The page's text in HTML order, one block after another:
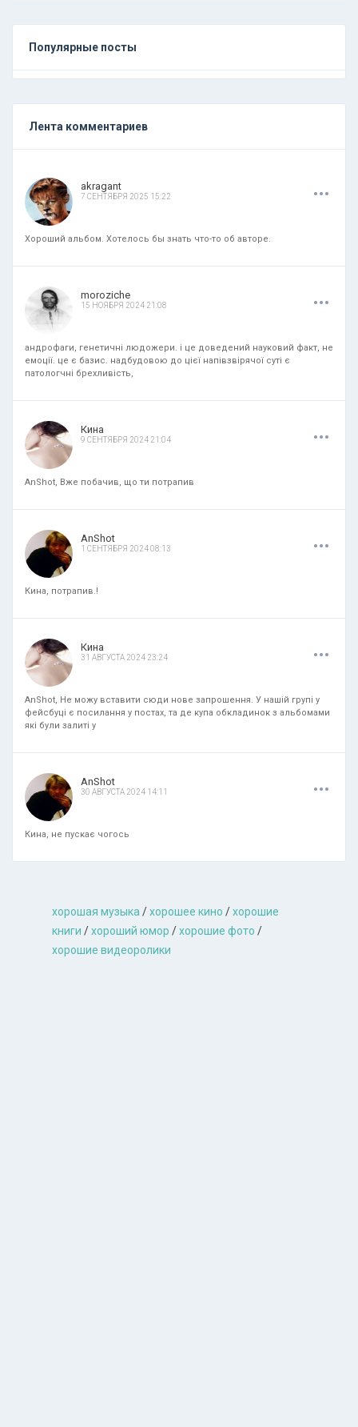
Популярные посты
Лента комментариев
akragant
7 СЕНТЯБРЯ 2025 15:22 ...
Хороший альбом. Хотелось бы знать что-то об авторе.
moroziche
15 НОЯБРЯ 2024 21:08 ...
андрофаги, генетичні людожери. і це доведений науковий факт, не
емоції. це є базис. надбудовою до цієї напівзвірячої суті є
патологчні брехливість,
Кина
9 СЕНТЯБРЯ 2024 21:04 ...
AnShot, Вже побачив, що ти потрапив
AnShot
1 СЕНТЯБРЯ 2024 08:13 ...
Кина, потрапив.!
Кина
31 АВГУСТА 2024 23:24 ...
AnShot, Не можу вставити сюди нове запрошення. У нашій групі у
фейсбуці є посилання у постах, та де купа обкладинок з альбомами
які були залиті у
AnShot
30 АВГУСТА 2024 14:11 ...
Кина, не пускає чогось
хорошая музыкa/хорошее кино /хорошие
книги /хороший юмор /хорошие фото /
хорошие видеоролики